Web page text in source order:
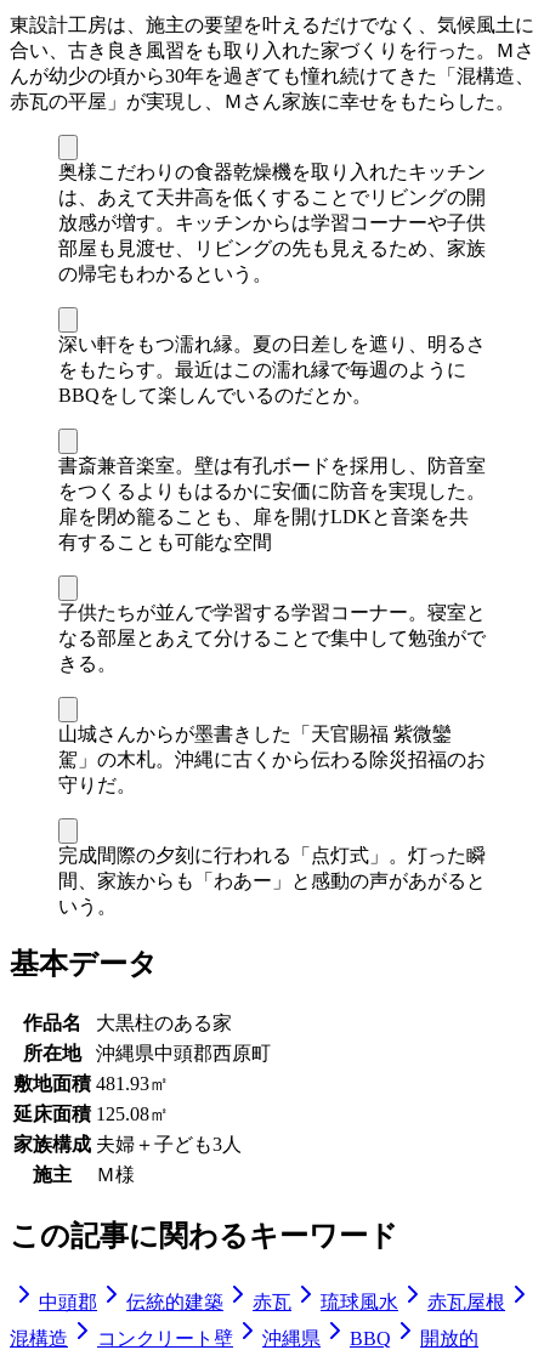
東設計工房は、施主の要望を叶えるだけでなく、気候風土に
合い、古き良き風習をも取り入れた家づくりを行った。Ｍさ
んが幼少の頃から30年を過ぎても憧れ続けてきた「混構造、
赤瓦の平屋」が実現し、Ｍさん家族に幸せをもたらした。
奥様こだわりの食器乾燥機を取り入れたキッチン
は、あえて天井高を低くすることでリビングの開
放感が増す。キッチンからは学習コーナーや子供
部屋も見渡せ、リビングの先も見えるため、家族
の帰宅もわかるという。
深い軒をもつ濡れ縁。夏の日差しを遮り、明るさ
をもたらす。最近はこの濡れ縁で毎週のように
BBQをして楽しんでいるのだとか。
書斎兼音楽室。壁は有孔ボードを採用し、防音室
をつくるよりもはるかに安価に防音を実現した。
扉を閉め籠ることも、扉を開けLDKと音楽を共
有することも可能な空間
子供たちが並んで学習する学習コーナー。寝室と
なる部屋とあえて分けることで集中して勉強がで
きる。
山城さんからが墨書きした「天官賜福 紫微鑾
駕」の木札。沖縄に古くから伝わる除災招福のお
守りだ。
完成間際の夕刻に行われる「点灯式」。灯った瞬
間、家族からも「わあー」と感動の声があがると
いう。
基本データ
作品名
大黒柱のある家
所在地
沖縄県中頭郡西原町
敷地面積 481.93㎡
延床面積 125.08㎡
家族構成 夫婦＋子ども3人
施主
Ｍ様
この記事に関わるキーワード
中頭郡 伝統的建築 赤瓦 琉球風水
赤瓦屋根
混構造
コンクリート壁 沖縄県 BBQ 開放的